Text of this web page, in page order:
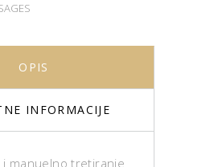
OPIS
INFORMACIJE
manuelno tretiranje